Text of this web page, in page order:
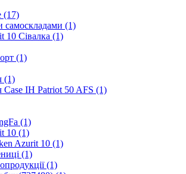
(17)
самоскладами (1)
10 Сівалка (1)
(1)
(1)
Case IH Patriot 50 AFS (1)
(1)
10 (1)
Azurit 10 (1)
(1)
(1)